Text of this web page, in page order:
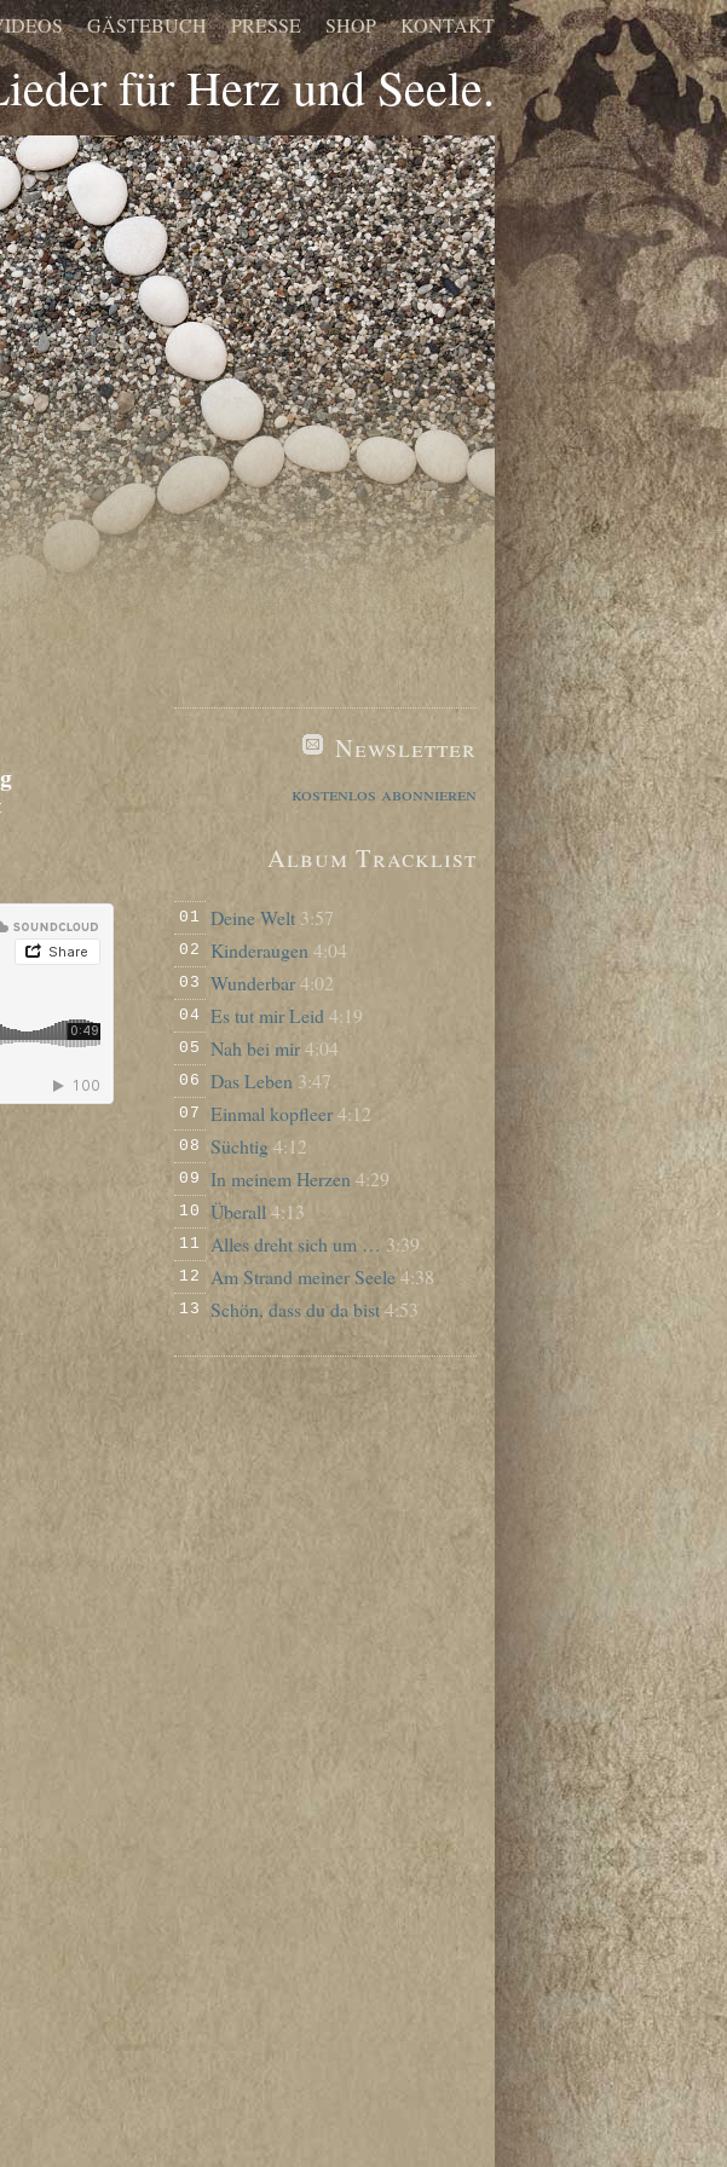
Newsletter
kostenlos abonnieren
Album Tracklist
01 Deine Welt 3:57
02 Kinderaugen 4:04
03 Wunderbar4:02
04 Es tut mir Leid 4:19
05 Nah bei mir4:04
06 Das Leben 3:47
07 Einmal kopfleer4:12
08 Süchtig4:12
09 In meinem Herzen 4:29
10 Überall 4:13
11 Alles dreht sich um … 3:39
12 Am Strand meiner Seele4:38
13 Schön, dass du da bist4:53
für Herz und Seele.
KONTAKT
SHOP
PRESSE
GÄSTEBUCH